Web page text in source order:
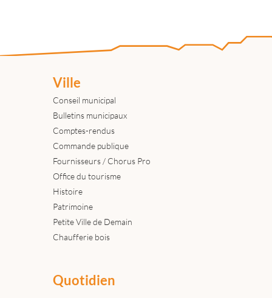
Ville
Conseil municipal
Bulletins municipaux
Comptes-rendus
Commande publique
Fournisseurs / Chorus Pro
Office du tourisme
Histoire
Patrimoine
Petite Ville de Demain
Chaufferie bois
Quotidien